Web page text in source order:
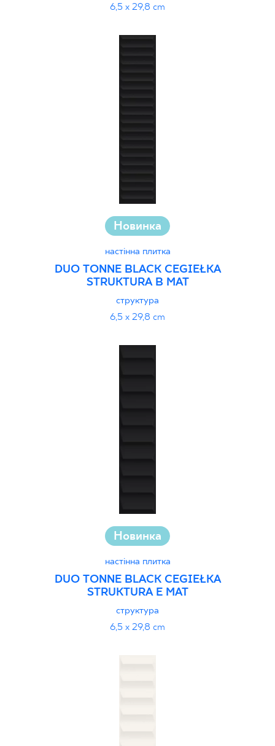
6,5 x 29,8 cm
Новинка
настінна плитка
DUO TONNE BLACK CEGIEŁKA
STRUKTURA B MAT
структура
6,5 x 29,8 cm
Новинка
настінна плитка
DUO TONNE BLACK CEGIEŁKA
STRUKTURA E MAT
структура
6,5 x 29,8 cm